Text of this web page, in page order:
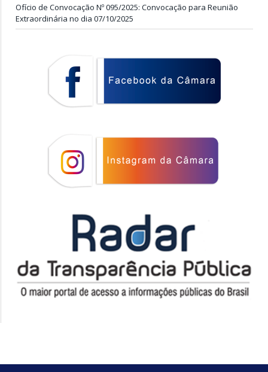
Ofício de Convocação Nº 095/2025: Convocação para Reunião
Extraordinária no dia 07/10/2025